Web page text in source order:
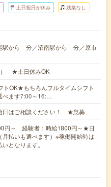
土日祝日が休み 残業なし
駅から---分／沼南駅から---分／原市
） ★土日休みOK
OK★もちろんフルタイムシフト
べます7:00～16:…
日はご相談ください！ ★急募
円～ 経験者：時給1800円～★日
払いも選べます）※稼働開始時は
となります。